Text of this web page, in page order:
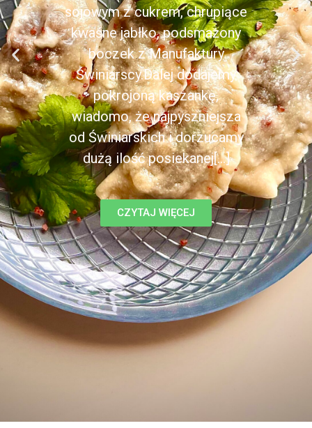
sojowym z cukrem, chrupiące
kwaśne jabłko, podsmażony
boczek z Manufaktury
Świniarscy.Dalej dodajemy
pokrojoną kaszankę,
wiadomo, że najpyszniejsza
od Świniarskich i dorzucamy
dużą ilość posiekanej[...]
CZYTAJ WIĘCEJ